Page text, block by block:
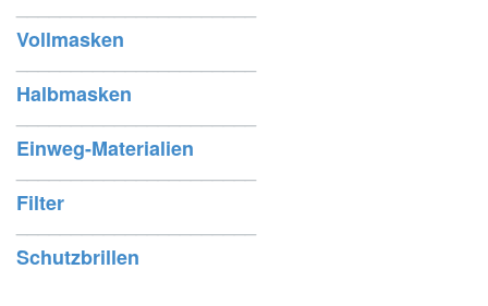
Vollmasken
Halbmasken
Einweg-Materialien
______________________
Filter
Schutzbrillen